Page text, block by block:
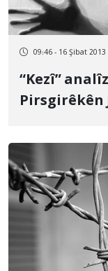
09:46 - 16 Şibat 2013
“Kezî”
Pirsgirêkên